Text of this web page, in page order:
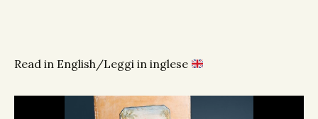
Read in English/Leggi in inglese